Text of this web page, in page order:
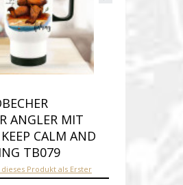
ANGLER MIT
CALM AND
TB079
Produkt als Erster